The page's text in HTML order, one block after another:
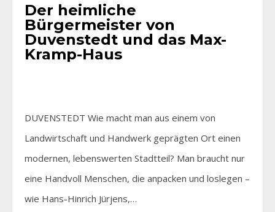
Der heimliche
Bürgermeister von
Duvenstedt und das Max-
Kramp-Haus
DUVENSTEDT Wie macht man aus einem von
Landwirtschaft und Handwerk geprägten Ort einen
modernen, lebenswerten Stadtteil? Man braucht nur
eine Handvoll Menschen, die anpacken und loslegen –
wie Hans-Hinrich Jürjens,…